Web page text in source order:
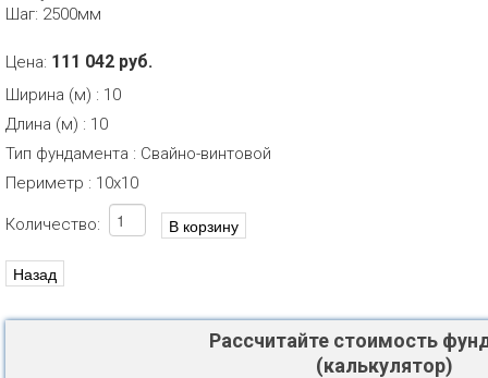
Шаг: 2500мм
Цена: 111 042 руб.
Ширина (м) : 10
Длина (м) : 10
Тип фундамента : Свайно-винтовой
Периметр : 10х10
Количество:
Рассчитайте стоимость
(калькулятор)